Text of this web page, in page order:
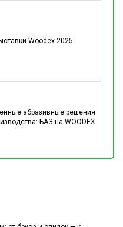
Woodex 2025
абразивные решения
БАЗ на WOODEX